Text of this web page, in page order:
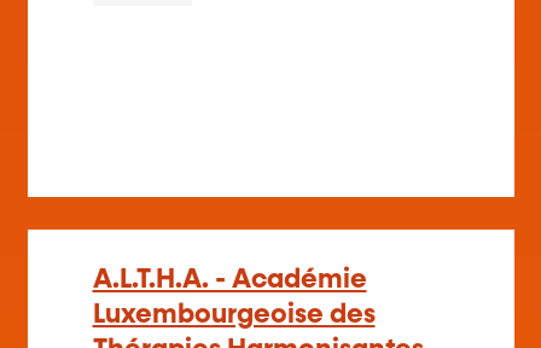
A.L.T.H.A. - Académie
Luxembourgeoise des